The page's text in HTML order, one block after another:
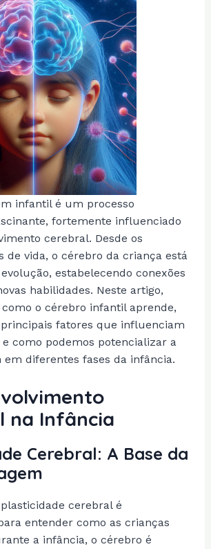
infantil é um processo
fortemente influenciado
cerebral. Desde os
de vida, o cérebro da criança está
estabelecendo conexões
habilidades. Neste artigo,
o cérebro infantil aprende,
fatores que influenciam
e como podemos potencializar a
em diferentes fases da infância.
na Infância
Cerebral: A Base da
cerebral é
entender como as crianças
a infância, o cérebro é